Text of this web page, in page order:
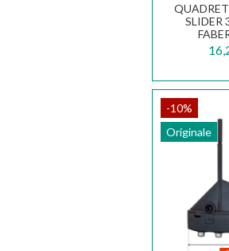
SLIDER
-10%
Originale